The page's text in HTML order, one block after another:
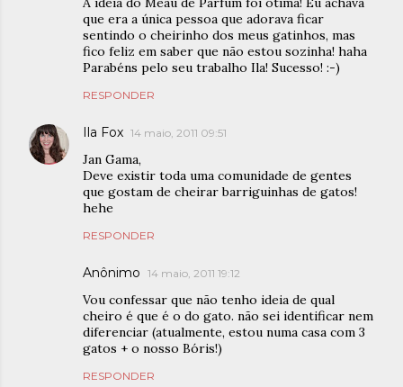
que era a única pessoa que adorava ficar
sentindo o cheirinho dos meus gatinhos, mas
fico feliz em saber que não estou sozinha! haha
Parabéns pelo seu trabalho Ila! Sucesso! :-)
RESPONDER
Ila Fox 14 maio, 2011 09:51
Jan Gama,
Deve existir toda uma comunidade de gentes
que gostam de cheirar barriguinhas de gatos!
hehe
RESPONDER
Anônimo 14 maio, 2011 19:12
Vou confessar que não tenho ideia de qual
cheiro é que é o do gato. não sei identificar nem
diferenciar (atualmente, estou numa casa com 3
gatos + o nosso Bóris!)
RESPONDER